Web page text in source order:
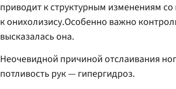
приводит к структурным изменениям
к онихолизису.Особенно важно
высказалась она.
Неочевидной причиной отслаивания
потливость рук — гипергидроз.